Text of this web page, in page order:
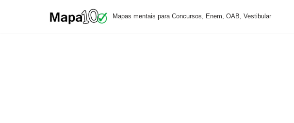
Mapas mentais para Concursos, Enem, OAB, Vestibular